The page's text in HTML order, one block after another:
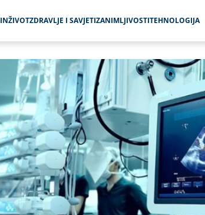
ŽIVOTZDRAVLJE I SAVJETIZANIMLJIVOSTITEHNOLOGIJA